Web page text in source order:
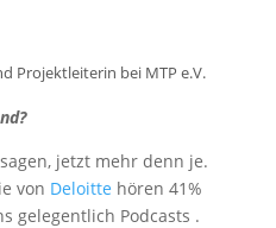
Projektleiterin bei MTP e.V.
jetzt mehr denn je.
von Deloitte hören 41%
gelegentlich Podcasts .